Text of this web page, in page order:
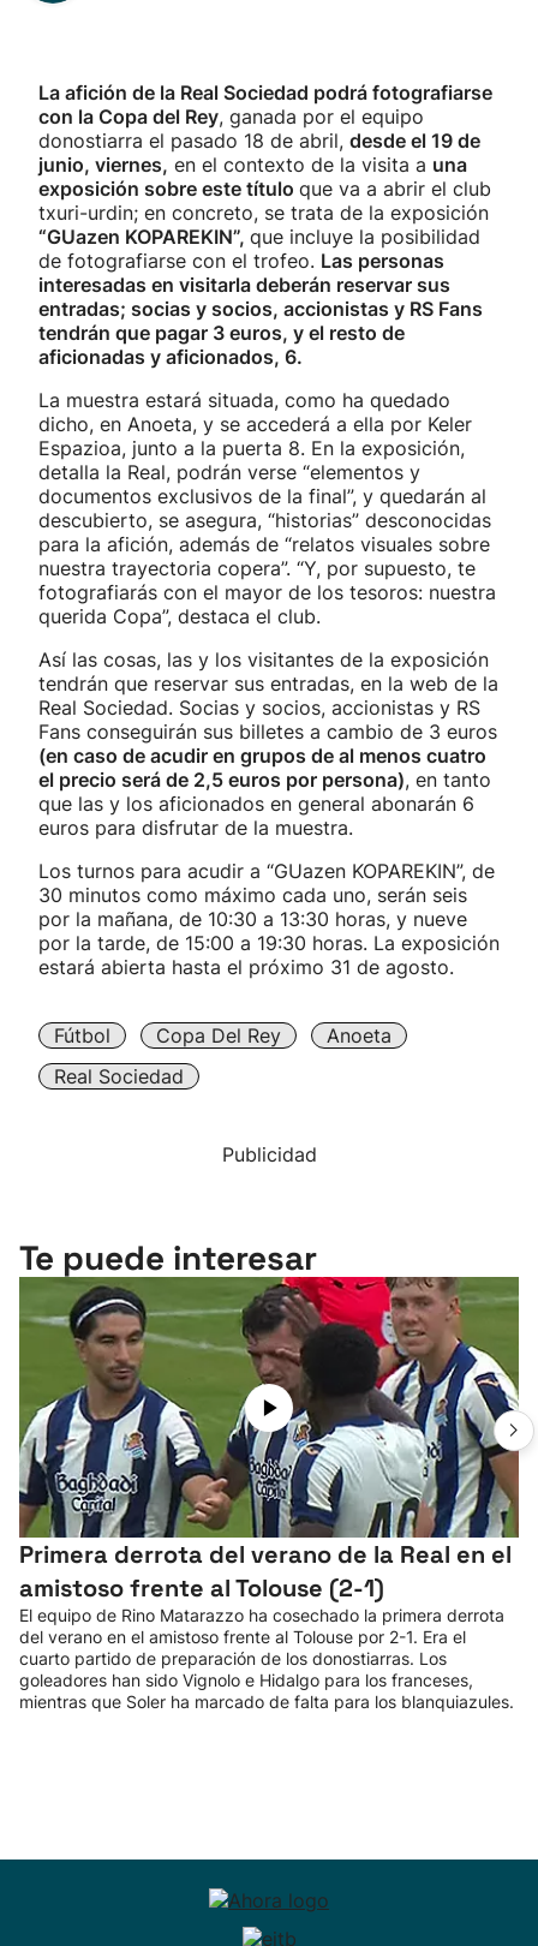
La afición de la Real Sociedad podrá fotografiarse
con la Copa del Rey, ganada por el equipo
donostiarra el pasado 18 de abril, desde el 19 de
junio, viernes, en el contexto de la visita a una
exposición sobre este título que va a abrir el club
txuri-urdin; en concreto, se trata de la exposición
“GUazen KOPAREKIN”, que incluye la posibilidad
de fotografiarse con el trofeo. Las personas
interesadas en visitarla deberán reservar sus
entradas; socias y socios, accionistas y RS Fans
tendrán que pagar 3 euros, y el resto de
aficionadas y aficionados, 6.
La muestra estará situada, como ha quedado
dicho, en Anoeta, y se accederá a ella por Keler
Espazioa, junto a la puerta 8. En la exposición,
detalla la Real, podrán verse “elementos y
documentos exclusivos de la final”, y quedarán al
descubierto, se asegura, “historias” desconocidas
para la afición, además de “relatos visuales sobre
nuestra trayectoria copera”. “Y, por supuesto, te
fotografiarás con el mayor de los tesoros: nuestra
querida Copa”, destaca el club.
Así las cosas, las y los visitantes de la exposición
tendrán que reservar sus entradas, en la web de la
Real Sociedad. Socias y socios, accionistas y RS
Fans conseguirán sus billetes a cambio de 3 euros
(en caso de acudir en grupos de al menos cuatro
el precio será de 2,5 euros por persona), en tanto
que las y los aficionados en general abonarán 6
euros para disfrutar de la muestra.
Los turnos para acudir a “GUazen KOPAREKIN”, de
30 minutos como máximo cada uno, serán seis
por la mañana, de 10:30 a 13:30 horas, y nueve
por la tarde, de 15:00 a 19:30 horas. La exposición
estará abierta hasta el próximo 31 de agosto.
Fútbol Copa Del Rey
Anoeta
Real Sociedad
Publicidad
Te puede interesar
Primera derrota del verano de la Real en el
amistoso frente al Tolouse (2-1)
El equipo de Rino Matarazzo ha cosechado la primera derrota
del verano en el amistoso frente al Tolouse por 2-1. Era el
cuarto partido de preparación de los donostiarras. Los
goleadores han sido Vignolo e Hidalgo para los franceses,
mientras que Soler ha marcado de falta para los blanquiazules.